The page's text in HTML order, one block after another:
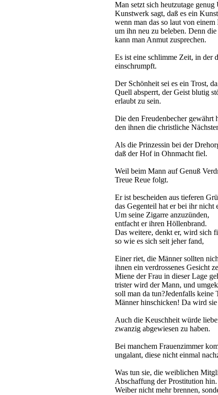
Man setzt sich heutzutage
Kunstwerk sagt, daß es ein
wenn man das so laut von
um ihn neu zu beleben. Denn
kann man Anmut zusprechen.
Es ist eine schlimme Zeit, in der
einschrumpft.
Der Schönheit sei es ein Trost,
Quell absperrt, der Geist blutig
erlaubt zu sein.
Die den Freudenbecher gewährt
den ihnen die christliche
Als die Prinzessin bei der
daß der Hof in Ohnmacht fiel.
Weil beim Mann auf Genuß
Treue Reue folgt.
Er ist bescheiden aus tieferen
das Gegenteil hat er bei ihr nicht
Um seine Zigarre anzuzünden,
entfacht er ihren Höllenbrand.
Das weitere, denkt er, wird sich
so wie es sich seit jeher fand,
Einer riet, die Männer sollten
ihnen ein verdrossenes Gesicht
Miene der Frau in dieser Lage
trister wird der Mann, und
soll man da tun?Jedenfalls
Männer hinschicken! Da wird
Auch die Keuschheit würde
zwanzig abgewiesen zu haben.
Bei manchem Frauenzimmer
ungalant, diese nicht einmal
Was tun sie, die weiblichen
Abschaffung der Prostitution
Weiber nicht mehr brennen,